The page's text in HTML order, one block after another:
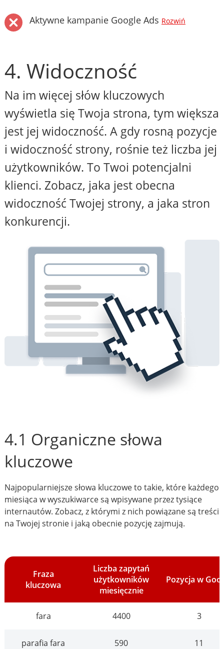
Aktywne kampanie Google Ads Rozwiń
4. Widoczność
Na im więcej słów kluczowych
wyświetla się Twoja strona, tym większa
jest jej widoczność. A gdy rosną pozycje
i widoczność strony, rośnie też liczba jej
użytkowników. To Twoi potencjalni
klienci. Zobacz, jaka jest obecna
widoczność Twojej strony, a jaka stron
konkurencji.
4.1 Organiczne słowa
kluczowe
Najpopularniejsze słowa kluczowe to takie, które każdego
miesiąca w wyszukiwarce są wpisywane przez tysiące
internautów. Zobacz, z którymi z nich powiązane są treści
na Twojej stronie i jaką obecnie pozycję zajmują.
Fraza
kluczowa
Liczba zapytań
użytkowników
miesięcznie
Pozycja w
fara 4400 3
parafia fara 590 11